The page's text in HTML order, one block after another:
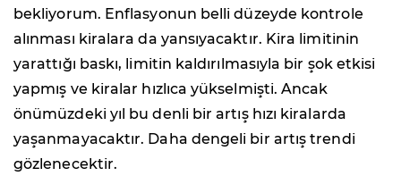
bekliyorum. Enflasyonun belli düzeyde kontrole
alınması kiralara da yansıyacaktır. Kira limitinin
yarattığı baskı, limitin kaldırılmasıyla bir şok etkisi
yapmış ve kiralar hızlıca yükselmişti. Ancak
önümüzdeki yıl bu denli bir artış hızı kiralarda
yaşanmayacaktır. Daha dengeli bir artış trendi
gözlenecektir.